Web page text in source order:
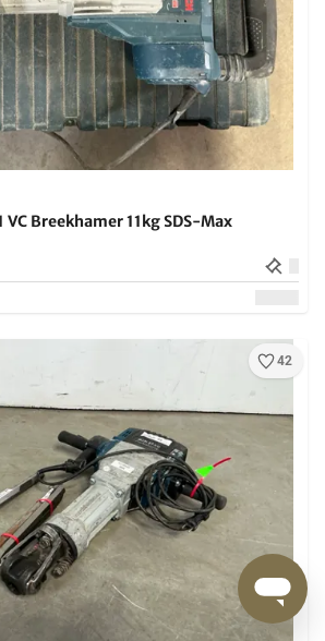
VC Breekhamer 11kg SDS-Max
42